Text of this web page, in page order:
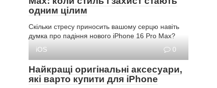
одним цілим
Скільки стресу приносить вашому серцю навіть
думка про падіння нового iPhone 16 Pro Max?
iOS
0
Найкращі оригінальні аксесуари,
які варто купити для iPhone